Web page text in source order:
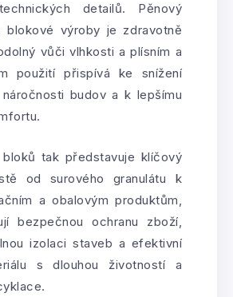
detailů. Pěnový
blokové výroby je zdravotně
vůči vlhkosti a plísním a
použití přispívá ke snížení
budov a k lepšímu
bloků tak představuje klíčový
od surového granulátu k
a obalovým produktům,
bezpečnou ochranu zboží,
izolaci staveb a efektivní
s dlouhou životností a